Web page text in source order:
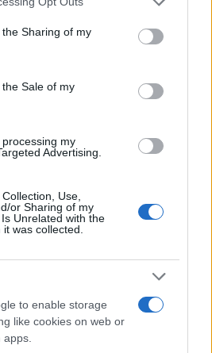
usage behaviour. You may click to
Google and its third-party tags to
purposes in below Google
Sharing of my
Sale of my
my
Advertising.
Use,
or Sharing of my
Unrelated with the
was collected.
to enable storage
like cookies on web or